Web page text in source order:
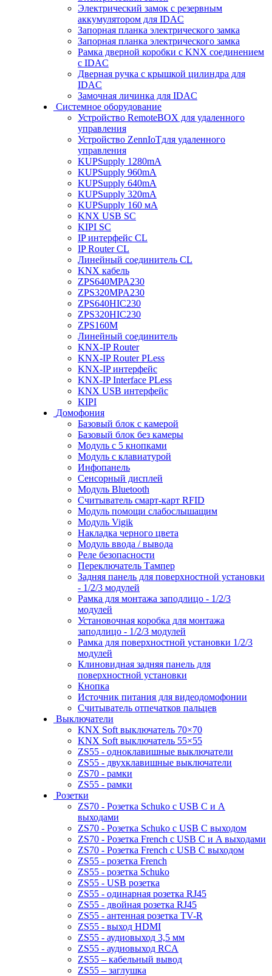
Электрический замок с резервным
аккумулятором для IDAC
Запорная планка электрического замка
Запорная планка электрического замка
Рамка дверной коробки с KNX соединением
с IDAC
Дверная ручка с крышкой цилиндра для
IDAC
Замочная личинка для IDAC
Системное оборудование
Устройство RemoteBOX для удаленного
управления
Устройство ZennIoTдля удаленного
управления
KUPSupply 1280mA
KUPSupply 960mA
KUPSupply 640mA
KUPSupply 320mA
KUPSupply 160 мА
KNX USB SC
KIPI SC
IP интерфейс CL
IP Router CL
Линейный соединитель CL
KNX кабель
ZPS640MPA230
ZPS320MPA230
ZPS640HIC230
ZPS320HIC230
ZPS160M
Линейный соединитель
KNX-IP Router
KNX-IP Router PLess
KNX-IP интерфейс
KNX-IP Interface PLess
KNX USB интерфейс
KIPI
Домофония
Базовый блок с камерой
Базовый блок без камеры
Модуль с 5 кнопками
Модуль с клавиатурой
Инфопанель
Сенсорный дисплей
Модуль Bluetooth
Считыватель смарт-карт RFID
Модуль помощи слабослышащим
Модуль Vigik
Накладка черного цвета
Модуль ввода / вывода
Реле безопасности
Переключатель Тампер
Задняя панель для поверхностной установки
- 1/2/3 модулей
Рамка для монтажа заподлицо - 1/2/3
модулей
Установочная коробка для монтажа
заподлицо - 1/2/3 модулей
Рамка для поверхностной установки 1/2/3
модулей
Клиновидная задняя панель для
поверхностной установки
Кнопка
Источник питания для видеодомофонии
Считыватель отпечатков пальцев
Выключатели
KNX Soft выключатель 70×70
KNX Soft выключатель 55×55
ZS55 - одноклавишные выключатели
ZS55 - двухклавишные выключатели
ZS70 - рамки
ZS55 - рамки
Розетки
ZS70 - Розетка Schuko с USB C и A
выходами
ZS70 - Розетка Schuko с USB C выходом
ZS70 - Розетка French с USB C и A выходами
ZS70 - Розетка French с USB C выходом
ZS55 - розетка French
ZS55 - розетка Schuko
ZS55 - USB розетка
ZS55 - одинарная розетка RJ45
ZS55 - двойная розетка RJ45
ZS55 - антенная розетка TV-R
ZS55 - выход HDMI
ZS55 - аудиовыход 3,5 мм
ZS55 - аудиовыход RCA
ZS55 – кабельный вывод
ZS55 – заглушка